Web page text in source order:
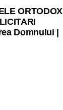
ORTODOX
Domnului |